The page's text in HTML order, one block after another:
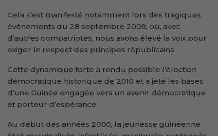
Cela s’est manifesté notamment lors des tragiques
événements du 28 septembre 2009, où, avec
d’autres compatriotes, nous avons élevé la voix pour
exiger le respect des principes républicains.
Cette dynamique forte a rendu possible l’élection
démocratique historique de 2010 et a jeté les bases
d’une Guinée engagée vers un avenir démocratique
et porteur d’espérance.
Au début des années 2000, la jeunesse guinéenne